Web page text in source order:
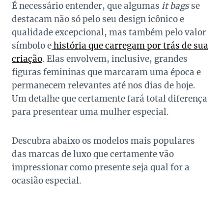
É necessário entender, que algumas it bagsse
destacam não só pelo seu design icônico e
qualidade excepcional, mas também pelo valor
símbolo ehistória que carregam por trás de sua
criação. Elas envolvem, inclusive, grandes
figuras femininas que marcaram uma época e
permanecem relevantes até nos dias de hoje.
Um detalhe que certamente fará total diferença
para presentear uma mulher especial.
Descubra abaixo os modelos mais populares
das marcas de luxo que certamente vão
impressionar como presente seja qual for a
ocasião especial.